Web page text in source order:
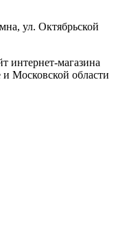
ул. Октябрьской
интернет-магазина
и Московской области